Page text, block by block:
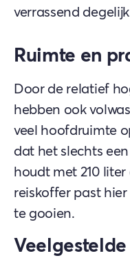
verrassend
Ruimte en
Door de relatief
hebben ook
veel hoofdruimte
dat het slechts
houdt met 210
reiskoffer past
te gooien.